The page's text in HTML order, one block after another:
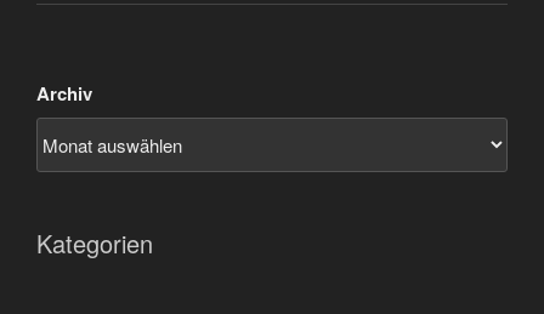
Archiv
Kategorien